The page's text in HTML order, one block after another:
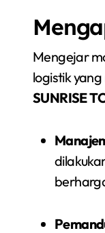
Mengejar
logistik
SUNRISE